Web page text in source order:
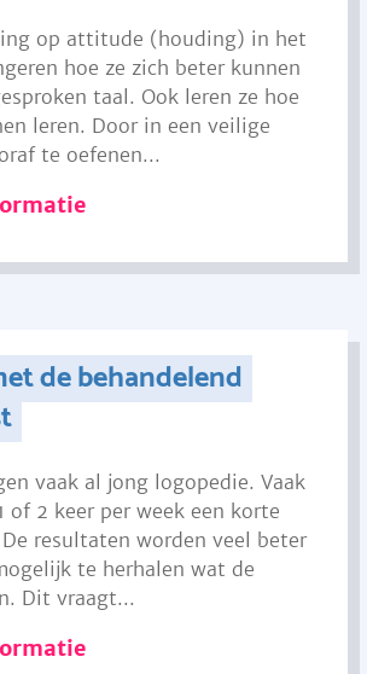
op attitude (houding) in het
hoe ze zich beter kunnen
taal. Ook leren ze hoe
leren. Door in een veilige
te oefenen...
de behandelend
vaak al jong logopedie. Vaak
of 2 keer per week een korte
resultaten worden veel beter
te herhalen wat de
Dit vraagt...